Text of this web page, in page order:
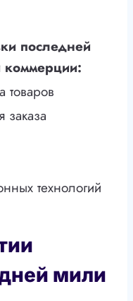
последней
коммерции:
товаров
заказа
технологий
мили